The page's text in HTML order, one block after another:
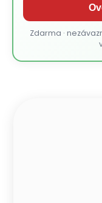
Zdarma ·